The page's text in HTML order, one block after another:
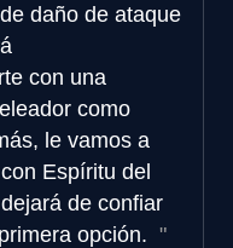
daño de ataque
con una
como
le vamos a
Espíritu del
de confiar
opción.